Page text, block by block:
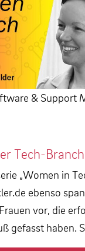
& Support
Tech-
„Women in
ebenso
vor, die
gefasst haben.